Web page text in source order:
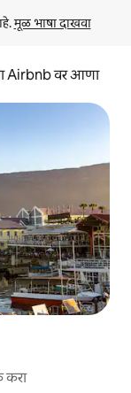
मूळ भाषा दाखवा
Airbnb वर आणा
करा